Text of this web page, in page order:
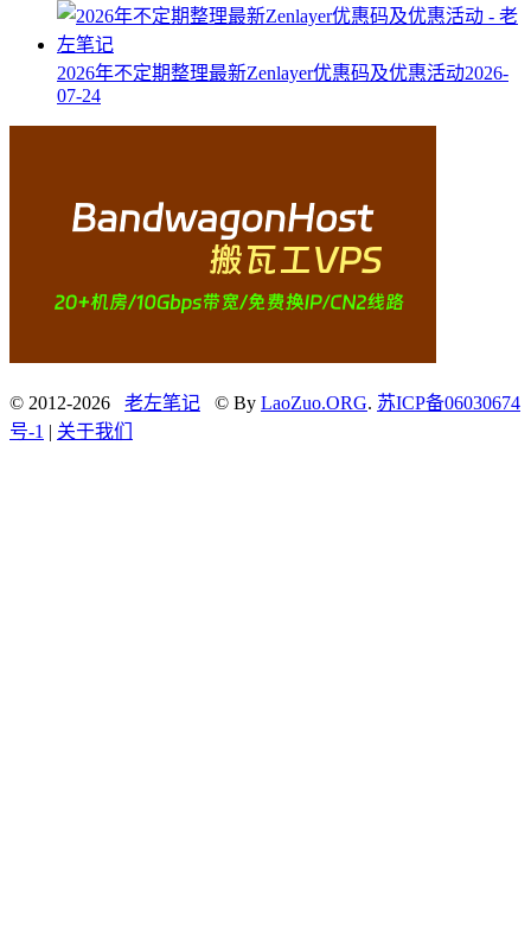
2026年不定期整理最新Zenlayer优惠码及优惠活动2026-
07-24
© 2012-2026 老左笔记 © By LaoZuo.ORG. 苏ICP备06030674
号-1 | 关于我们